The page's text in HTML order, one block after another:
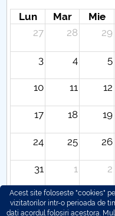
Lun Mar Mie
27
28 29
3 4 5
10 11 12
17 18 19
24 25 26
31 1 2
Acest site foloseste "cookies"
vizitatorilor intr-o perioada de
dati acordul folosiri acestora.